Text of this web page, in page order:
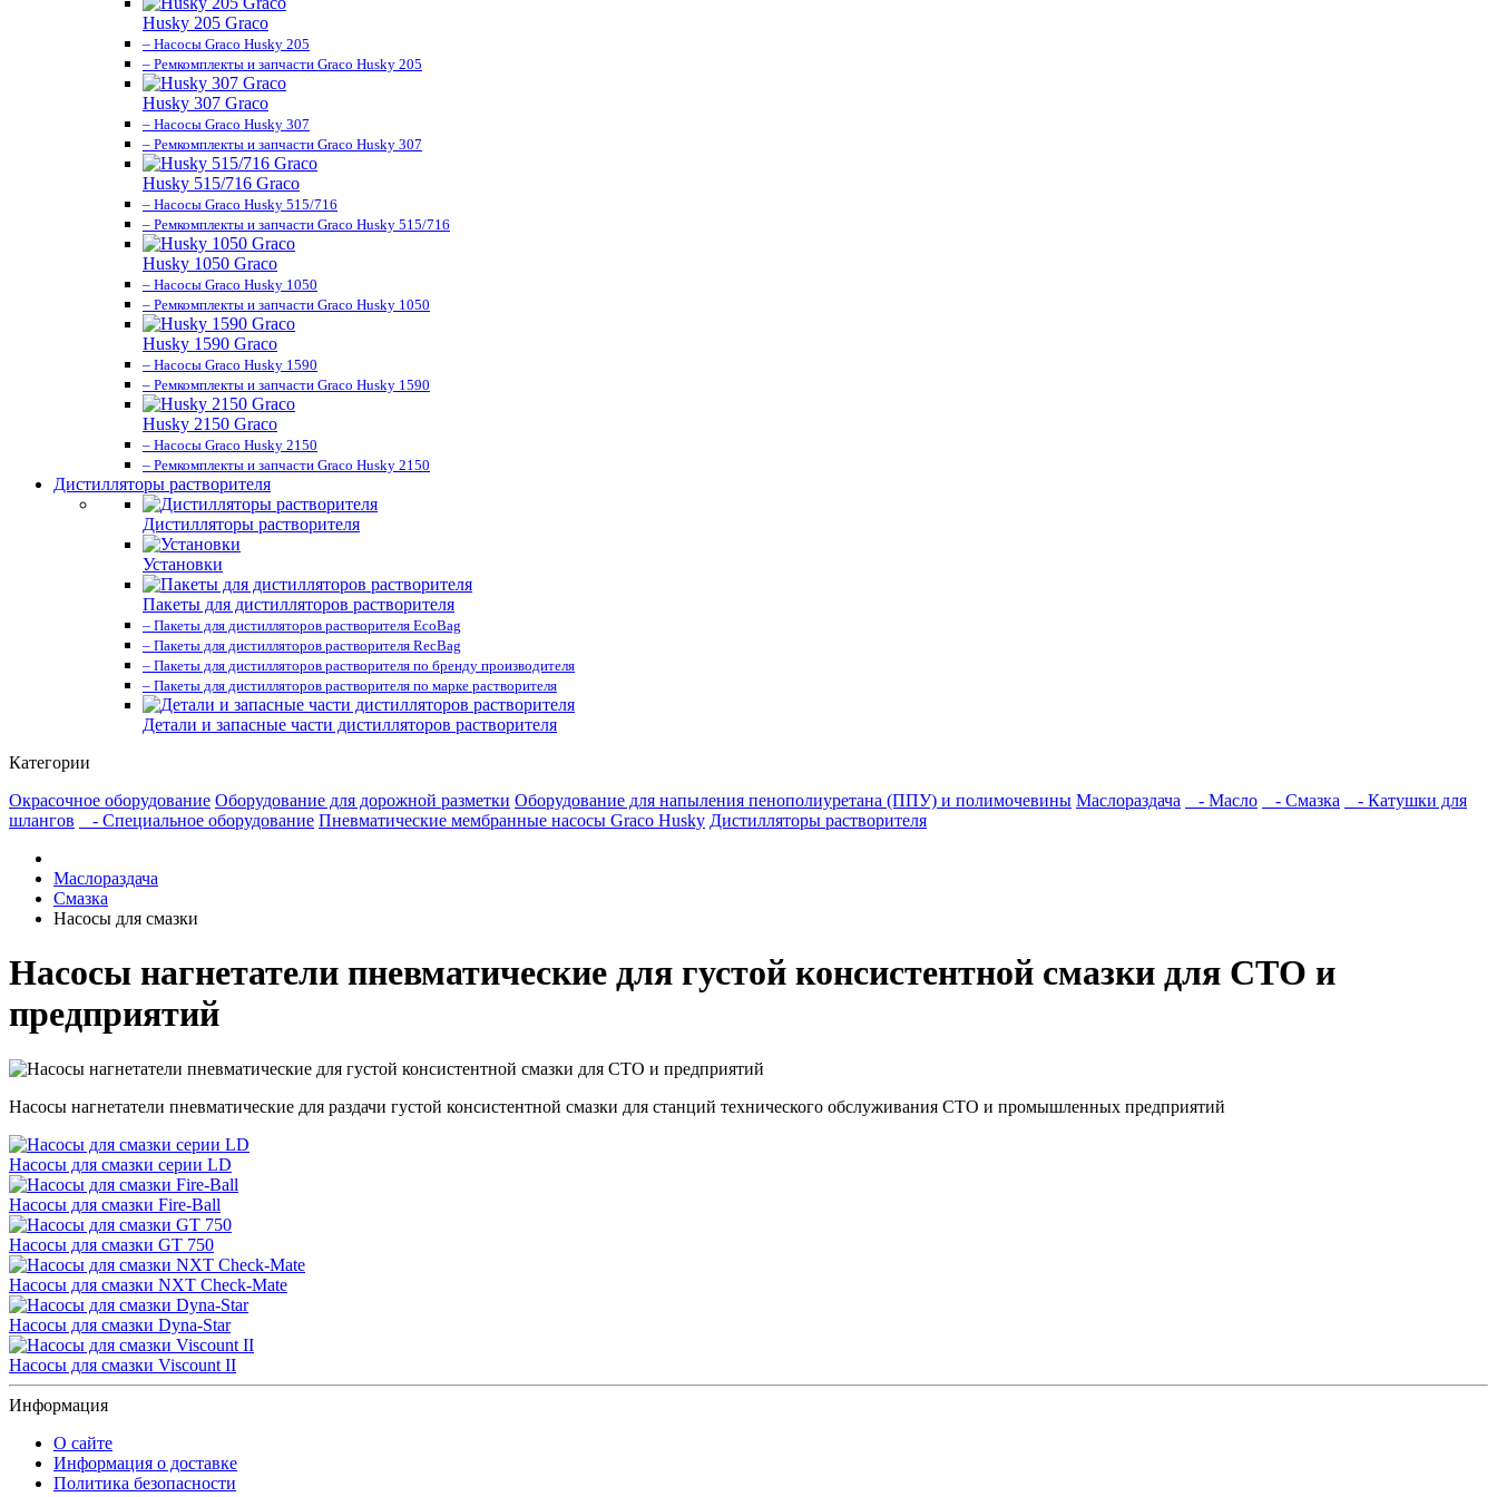
Husky 205 Graco
– Насосы Graco Husky 205
– Ремкомплекты и запчасти Graco Husky 205
Husky 307 Graco
– Насосы Graco Husky 307
– Ремкомплекты и запчасти Graco Husky 307
Husky 515/716 Graco
– Насосы Graco Husky 515/716
– Ремкомплекты и запчасти Graco Husky 515/716
Husky 1050 Graco
– Насосы Graco Husky 1050
– Ремкомплекты и запчасти Graco Husky 1050
Husky 1590 Graco
– Насосы Graco Husky 1590
– Ремкомплекты и запчасти Graco Husky 1590
Husky 2150 Graco
– Насосы Graco Husky 2150
– Ремкомплекты и запчасти Graco Husky 2150
Дистилляторы растворителя
Дистилляторы растворителя
Установки
Пакеты для дистилляторов растворителя
– Пакеты для дистилляторов растворителя EcoBag
– Пакеты для дистилляторов растворителя RecBag
– Пакеты для дистилляторов растворителя по бренду производителя
– Пакеты для дистилляторов растворителя по марке растворителя
Детали и запасные части дистилляторов растворителя
Категории
Окрасочное оборудование Оборудование для дорожной разметки Оборудование для напыления пенополиуретана (ППУ) и полимочевины Маслораздача - Масло - Смазка
- Катушки для
шлангов
- Специальное оборудование Пневматические мембранные насосы Graco Husky Дистилляторы растворителя
Маслораздача
Смазка
Насосы для смазки
Насосы нагнетатели пневматические для густой консистентной смазки для СТО и
предприятий
Насосы нагнетатели пневматические для раздачи густой консистентной смазки для станций технического обслуживания СТО и промышленных предприятий
Насосы для смазки серии LD
Насосы для смазки Fire-Ball
Насосы для смазки GT 750
Насосы для смазки NXT Check-Mate
Насосы для смазки Dyna-Star
Насосы для смазки Viscount II
Информация
О сайте
Информация о доставке
Политика безопасности